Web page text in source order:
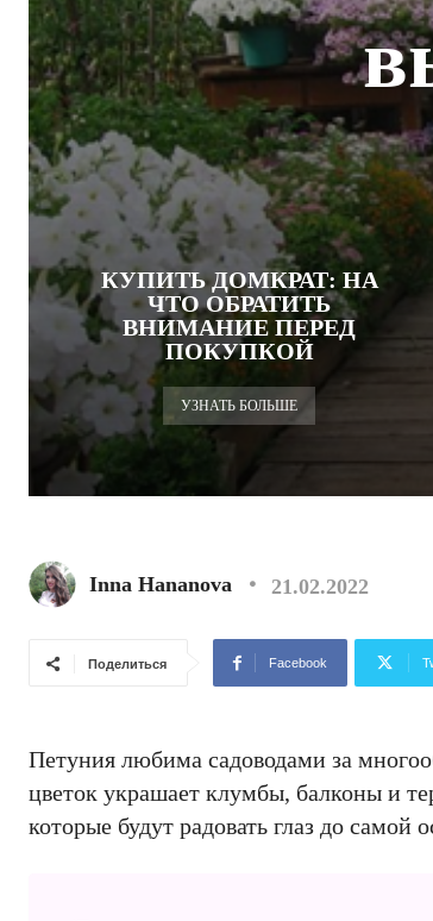
КУПИТЬ ДОМКРАТ: НА
ЧТО ОБРАТИТЬ
ВНИМАНИЕ ПЕРЕД
ПОКУПКОЙ
УЗНАТЬ БОЛЬШЕ
Inna Hananova 21.02.2022
Поделиться Facebook
Петуния любима садоводами за
цветок украшает клумбы, балконы и
которые будут радовать глаз до самой